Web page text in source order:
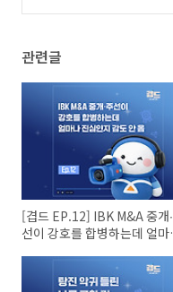
관련글
[겹드 EP.12] IBK M&A 중개
선이 강호를 합병하는데 얼마